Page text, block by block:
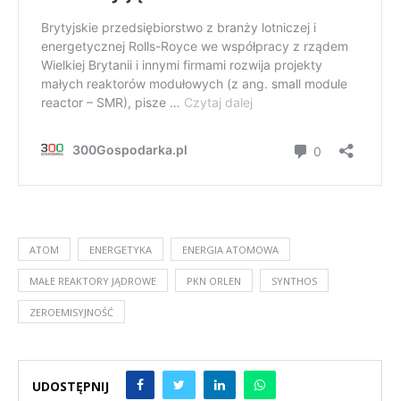
ATOM ENERGETYKA ENERGIA ATOMOWA
MAŁE REAKTORY JĄDROWE PKN ORLEN SYNTHOS
ZEROEMISYJNOŚĆ
UDOSTĘPNIJ